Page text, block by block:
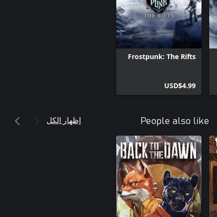
Frostpunk: The Rifts
USD$4.99
People also like إظهار الكل